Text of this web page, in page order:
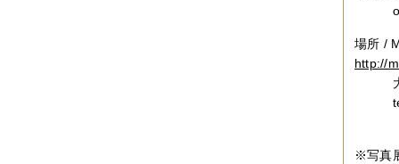
場所 /
http://
大阪
tel /
※写真